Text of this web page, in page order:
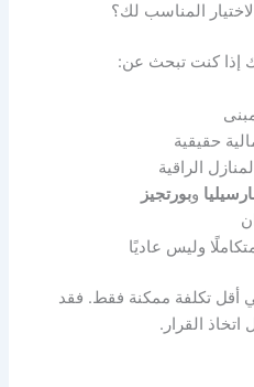
المناسب لك؟
إذا كنت تبحث عن:
حقيقية
الراقية
وبورتجيز
وليس عاديًا
أقل تكلفة ممكنة فقط. فقد
القرار.